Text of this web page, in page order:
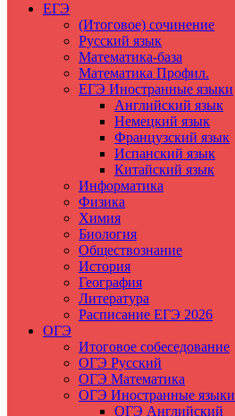
ЕГЭ
(Итоговое) сочинение
Русский язык
Математика-база
Математика Профил.
ЕГЭ Иностранные языки
Английский язык
Немецкий язык
Французский язык
Испанский язык
Китайский язык
Информатика
Физика
Химия
Биология
Обществознание
История
География
Литература
Расписание ЕГЭ 2026
ОГЭ
Итоговое собеседование
ОГЭ Русский
ОГЭ Математика
ОГЭ Иностранные языки
ОГЭ Английский